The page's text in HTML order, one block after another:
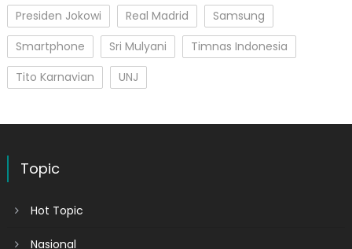
Presiden Jokowi
Real Madrid
Samsung
Smartphone
Sri Mulyani
Timnas Indonesia
Tito Karnavian
UNJ
Topic
Hot Topic
Nasional